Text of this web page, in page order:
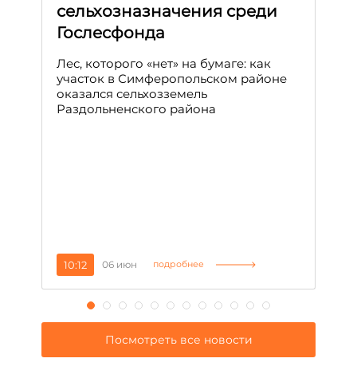
сельхозназначения среди
Гослесфонда
Лес, которого «нет» на бумаге: как
участок в Симферопольском районе
оказался сельхозземель
Раздольненского района
10:12 06 июн подробнее
Посмотреть все новости